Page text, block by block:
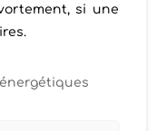
si une